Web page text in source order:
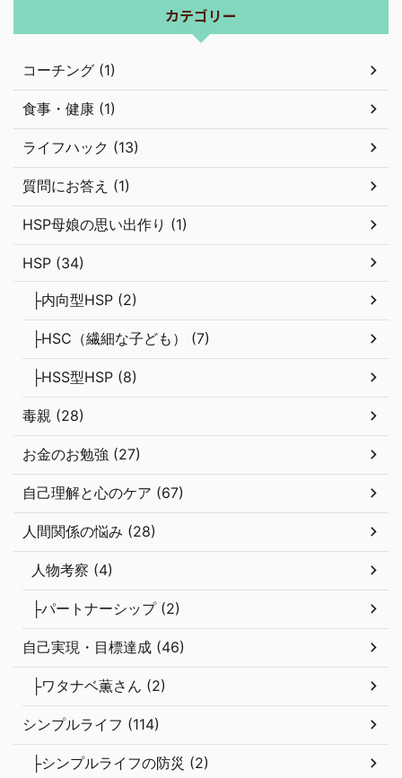
カテゴリー
コーチング (1)
食事・健康 (1)
ライフハック (13)
質問にお答え (1)
HSP母娘の思い出作り (1)
HSP (34)
├内向型HSP (2)
├HSC（繊細な子ども） (7)
├HSS型HSP (8)
毒親 (28)
お金のお勉強 (27)
自己理解と心のケア (67)
人間関係の悩み (28)
人物考察 (4)
├パートナーシップ (2)
自己実現・目標達成 (46)
├ワタナベ薫さん (2)
シンプルライフ (114)
├シンプルライフの防災 (2)